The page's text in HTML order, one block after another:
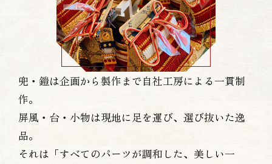
兜・鎧は企画から製作まで自社工房による一貫制
作。
屏風・台・小物は現地に足を運び、選び抜いた逸
品。
それは「すべてのパーツが調和した、美しい一